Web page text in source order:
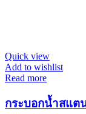
Quick view
Add to wishlist
Read more
กระบอกน้ำสแต